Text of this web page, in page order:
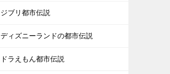
ジブリ都市伝説
ディズニーランドの都市伝説
ドラえもん都市伝説